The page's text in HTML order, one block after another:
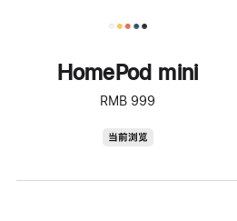
HomePod mini
RMB 999
当前浏览